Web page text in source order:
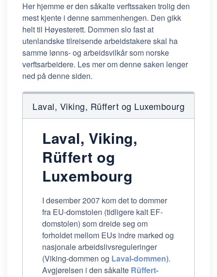
Her hjemme er den såkalte verftssaken trolig den
mest kjente i denne sammenhengen. Den gikk
helt til Høyesterett. Dommen slo fast at
utenlandske tilreisende arbeidstakere skal ha
samme lønns- og arbeidsvilkår som norske
verftsarbeidere. Les mer om denne saken lenger
ned på denne siden.
Laval, Viking, Rüffert og Luxembourg
Laval, Viking,
Rüffert og
Luxembourg
I desember 2007 kom det to dommer
fra EU-domstolen (tidligere kalt EF-
domstolen) som dreide seg om
forholdet mellom EUs indre marked og
nasjonale arbeidslivsreguleringer
(Viking-dommen og Laval-dommen).
Avgjørelsen i den såkalte Rüffert-